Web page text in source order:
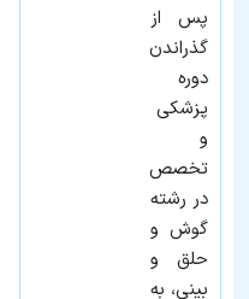
پس از
گذراندن
دوره
پزشکی
و
تخصص
در رشته
گوش و
حلق و
بینی، به